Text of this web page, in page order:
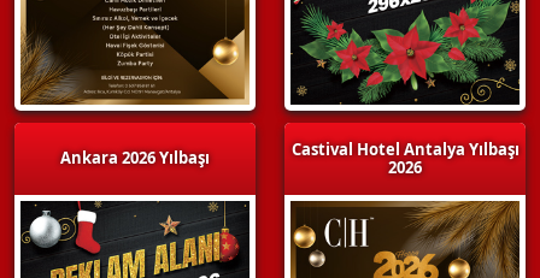
Ankara 2026 Yılbaşı
Castival Hotel Antalya Yılbaşı
2026